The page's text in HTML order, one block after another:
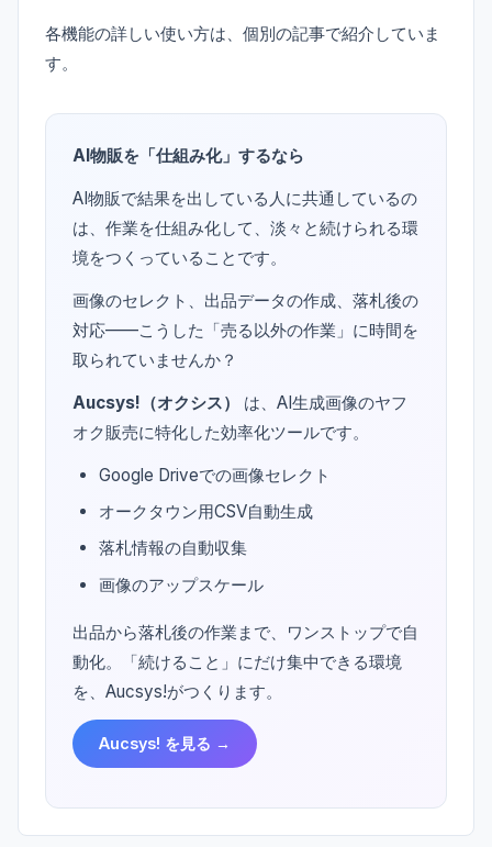
各機能の詳しい使い方は、個別の記事で紹介していま
す。
AI物販を「仕組み化」するなら
AI物販で結果を出している人に共通しているの
は、作業を仕組み化して、淡々と続けられる環
境をつくっていることです。
画像のセレクト、出品データの作成、落札後の
対応——こうした「売る以外の作業」に時間を
取られていませんか？
Aucsys!（オクシス）
は、AI生成画像のヤフ
オク販売に特化した効率化ツールです。
Google Driveでの画像セレクト
オークタウン用CSV自動生成
落札情報の自動収集
画像のアップスケール
出品から落札後の作業まで、ワンストップで自
動化。「続けること」にだけ集中できる環境
を、Aucsys!がつくります。
Aucsys! を見る →